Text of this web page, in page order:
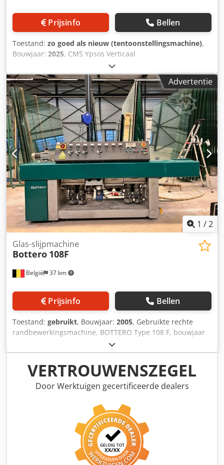
Prijsinfo Bellen
Toestand: zo goed als nieuw (tentoonstellingsmachine),
Bouwjaar: 2025, CMS Ypsos Verticaal
glasverwerkingscentrum Bewerkingsafmetingen:
Maximaal. glaslengte: 3.100 mm Maximaal. glashoogte:
2.000 mm Minimaal glaslengte: 320 mm Minimaal
glashoogte: 220 mm Glasdikte: 4-15 mm Inbegrepen
uitrusting: - 2x zuiggroep met elk 2 vacuümzuignappen
Chodowd Ichjpfx Aqpoa - Elektrospindel 6 kW 0-12.000 tpm
- Magazijn met 12 en 11 gereedschapsposities -
Achteruitbooreenheid - CAD/CAM - Centrale smering
Advertentie
1 /2
België 37 km
Glas-slijpmachine
Bottero 108F
Prijsinfo Bellen
Toestand: gebruikt, Bouwjaar: 2005, Gebruikte rechte
randbewerkingsmachine, BOTTERO Type 108 F, bouwjaar
VERTROUWENSZEGEL
Door Werktuigen gecertificeerde dealers